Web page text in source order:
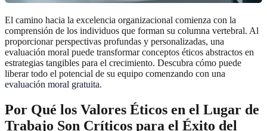
El camino hacia la excelencia organizacional comienza con la
comprensión de los individuos que forman su columna vertebral. Al
proporcionar perspectivas profundas y personalizadas, una
evaluación moral puede transformar conceptos éticos abstractos en
estrategias tangibles para el crecimiento. Descubra cómo puede
liberar todo el potencial de su equipo comenzando con una
evaluación moral gratuita.
Por Qué los Valores Éticos en el Lugar de
Trabajo Son Críticos para el Éxito del